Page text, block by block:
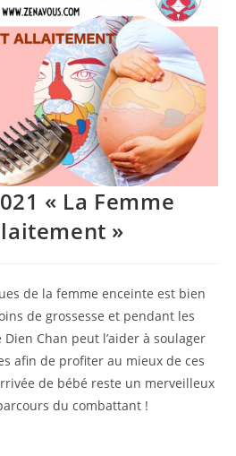
« La Femme
»
de la femme enceinte est bien
de grossesse et pendant les
Chan peut l’aider à soulager
afin de profiter au mieux de ces
de bébé reste un merveilleux
du combattant !